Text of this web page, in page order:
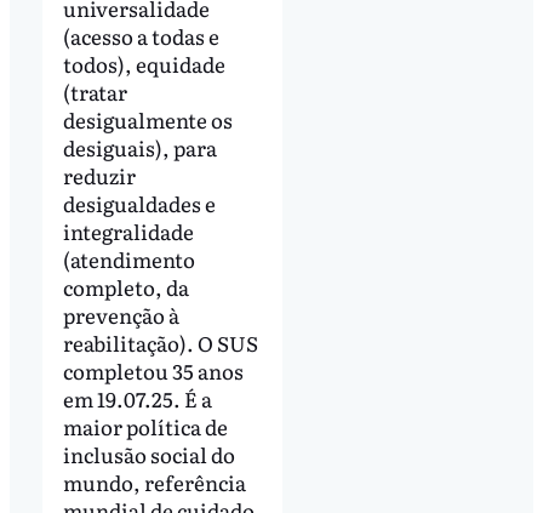
universalidade
(acesso a todas e
todos), equidade
(tratar
desigualmente os
desiguais), para
reduzir
desigualdades e
integralidade
(atendimento
completo, da
prevenção à
reabilitação). O SUS
completou 35 anos
em 19.07.25. É a
maior política de
inclusão social do
mundo, referência